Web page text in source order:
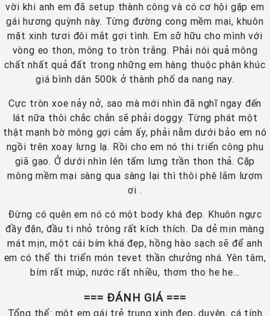
vời khi anh em đã setup thành công và có cơ hội gặp em
gái hương quỳnh này. Từng đường cong mềm mại, khuôn
mặt xinh tươi đôi mắt gợi tình. Em sỡ hữu cho mình với
vòng eo thon, mông to tròn trắng. Phải nói quả mông
chất nhất quả đất trong những em hàng thuộc phân khúc
giá bình dân 500k ở thành phố da nang nay.
Cực tròn xoe nảy nở, sao mà mới nhìn đã nghĩ ngay đến
lát nữa thôi chắc chắn sẽ phải doggy. Từng phát một
thật mạnh bờ mông gợi cảm ấy, phải nằm dưới bảo em nó
ngồi trên xoay lưng lạ. Rồi cho em nó thi triển công phu
giã gạo. Ở dưới nhìn lên tấm lưng trần thon thả. Cặp
mông mềm mại sàng qua sàng lại thì thôi phê lắm lượm
ơi .
Đừng có quên em nó có một body khá đẹp. Khuôn ngực
đầy đặn, đầu ti nhỏ trông rất kích thích. Da dẻ mịn màng
mát mịn, một cái bím khá đẹp, hồng hào sạch sẽ để anh
em có thể thi triển món tevet thần chưởng nhá. Yên tâm,
bím rất múp, nước rất nhiều, thơm tho he he…
=== ĐÁNH GIÁ ===
Tổng thể: một em gái trẻ trung xinh đẹp, duyên, cá tính